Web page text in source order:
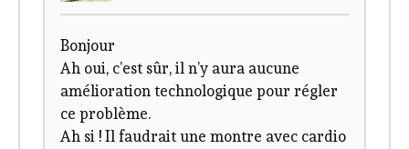
Bonjour
Ah oui, c’est sûr, il n’y aura aucune
amélioration technologique pour régler
ce problème.
Ah si ! Il faudrait une montre avec cardio